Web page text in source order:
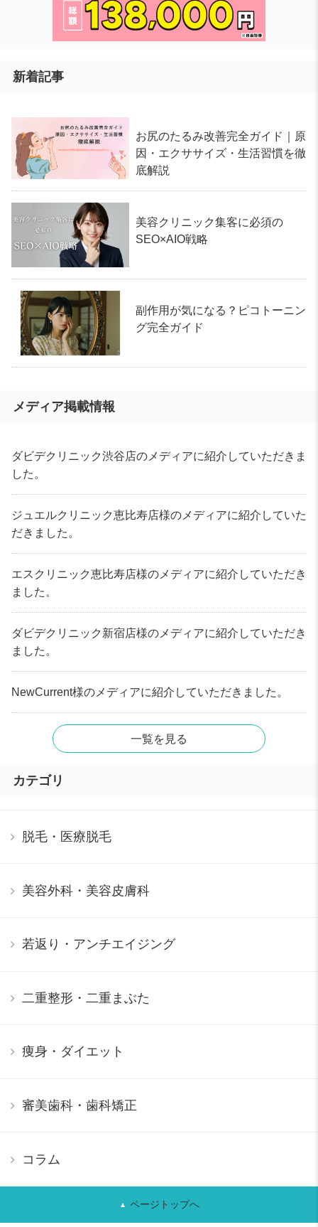
新着記事
お尻のたるみ改善完全ガイド｜原
因・エクササイズ・生活習慣を徹
底解説
美容クリニック集客に必須の
SEO×AIO戦略
副作用が気になる？ピコトーニン
グ完全ガイド
メディア掲載情報
ダビデクリニック渋谷店のメディアに紹介していただきま
した。
ジュエルクリニック恵比寿店様のメディアに紹介していた
だきました。
エスクリニック恵比寿店様のメディアに紹介していただき
ました。
ダビデクリニック新宿店様のメディアに紹介していただき
ました。
NewCurrent様のメディアに紹介していただきました。
一覧を見る
カテゴリ
脱毛・医療脱毛
美容外科・美容皮膚科
若返り・アンチエイジング
二重整形・二重まぶた
痩身・ダイエット
審美歯科・歯科矯正
コラム
ページトップへ